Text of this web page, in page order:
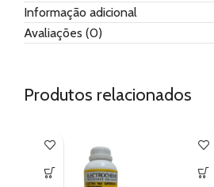
Informação adicional
Avaliações (0)
Produtos relacionados